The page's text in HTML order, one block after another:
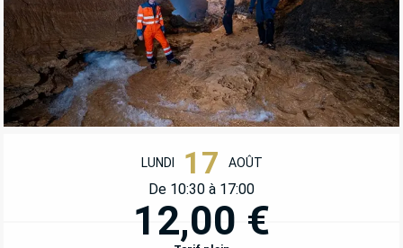
OUVERTURE ET COORDONNÉES
LUNDI 17 AOÛT
De 10:30 à 17:00
12,00 €